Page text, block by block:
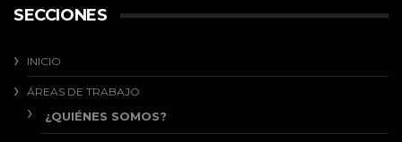
SECCIONES
INICIO
ÁREAS DE TRABAJO
¿QUIÉNES SOMOS?